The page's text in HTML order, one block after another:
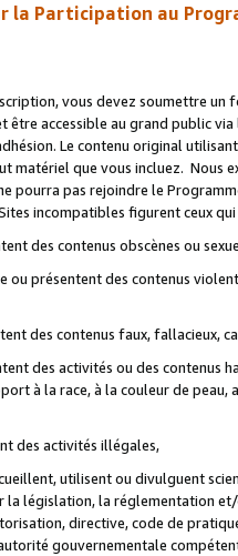
la Participation au
vous devez soumettre
être accessible au grand public
Le contenu original
que vous incluez. Nous
pourra pas rejoindre le
incompatibles figurent ceux
des contenus obscènes ou
ou présentent des contenus
des contenus faux, fallacieux,
des activités ou des contenus
à la race, à la couleur de
des activités illégales,
utilisent ou divulguent
la législation, la réglementation
directive, code de
gouvernementale